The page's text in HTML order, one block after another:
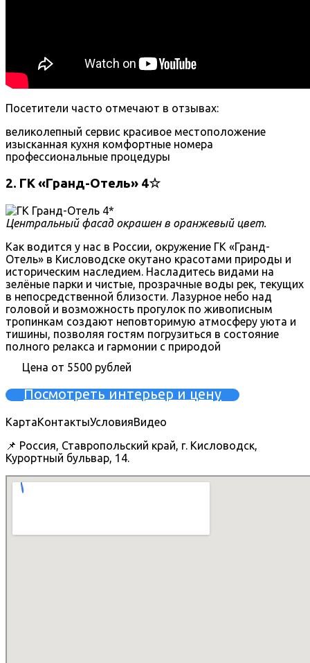
Посетители часто отмечают в отзывах:
великолепный сервис красивое местоположение
изысканная кухня комфортные номера
профессиональные процедуры
2. ГК «Гранд-Отель» 4☆
Центральный фасад окрашен в оранжевый цвет.
Как водится у нас в России, окружение ГК «Гранд-
Отель» в Кисловодске окутано красотами природы и
историческим наследием. Насладитесь видами на
зелёные парки и чистые, прозрачные воды рек, текущих
в непосредственной близости. Лазурное небо над
головой и возможность прогулок по живописным
тропинкам создают неповторимую атмосферу уюта и
тишины, позволяя гостям погрузиться в состояние
полного релакса и гармонии с природой
Цена от 5500 рублей
Посмотреть интерьер и цену
КартаКонтактыУсловияВидео
📌 Россия, Ставропольский край, г. Кисловодск,
Курортный бульвар, 14.